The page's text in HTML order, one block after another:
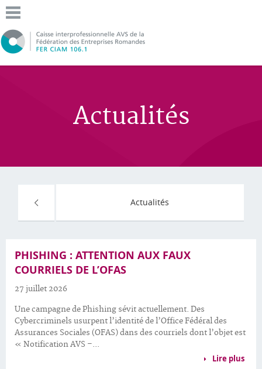
Actualités
Actualités
PHISHING : ATTENTION AUX FAUX
COURRIELS DE L’OFAS
27 juillet 2026
Une campagne de Phishing sévit actuellement. Des
Cybercriminels usurpent l’identité de l’Office Fédéral des
Assurances Sociales (OFAS) dans des courriels dont l’objet est
« Notification AVS –...
Lire plus